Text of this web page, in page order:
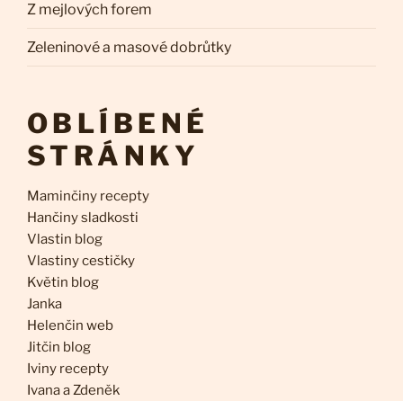
Z mejlových forem
Zeleninové a masové dobrůtky
OBLÍBENÉ
STRÁNKY
Maminčiny recepty
Hančiny sladkosti
Vlastin blog
Vlastiny cestičky
Květin blog
Janka
Helenčin web
Jitčin blog
Iviny recepty
Ivana a Zdeněk